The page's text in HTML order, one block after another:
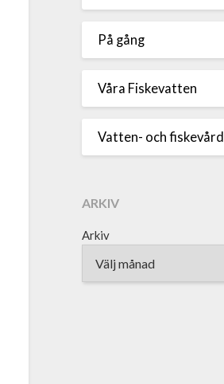
På gång
Våra Fiskevatten
Vatten- och fiskevård
ARKIV
Arkiv